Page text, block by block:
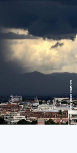
Илюстративна снимка